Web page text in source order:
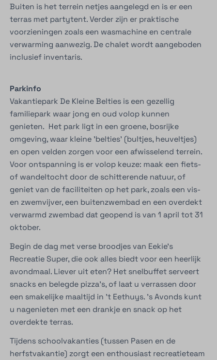
Buiten is het terrein netjes aangelegd en is er een
terras met partytent. Verder zijn er praktische
voorzieningen zoals een wasmachine en centrale
verwarming aanwezig. De chalet wordt aangeboden
inclusief inventaris.
Parkinfo
Vakantiepark De Kleine Belties is een gezellig
familiepark waar jong en oud volop kunnen
genieten. Het park ligt in een groene, bosrijke
omgeving, waar kleine 'belties' (bultjes, heuveltjes)
en open velden zorgen voor een afwisselend terrein.
Voor ontspanning is er volop keuze: maak een fiets-
of wandeltocht door de schitterende natuur, of
geniet van de faciliteiten op het park, zoals een vis-
en zwemvijver, een buitenzwembad en een overdekt
verwarmd zwembad dat geopend is van 1 april tot 31
oktober.
Begin de dag met verse broodjes van Eekie's
Recreatie Super, die ook alles biedt voor een heerlijk
avondmaal. Liever uit eten? Het snelbuffet serveert
snacks en belegde pizza’s, of laat u verrassen door
een smakelijke maaltijd in 't Eethuys. ’s Avonds kunt
u nagenieten met een drankje en snack op het
overdekte terras.
Tijdens schoolvakanties (tussen Pasen en de
herfstvakantie) zorgt een enthousiast recreatieteam